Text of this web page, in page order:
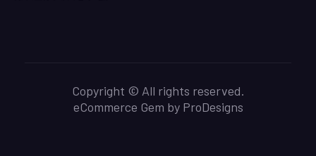
Copyright © All rights reserved.
eCommerce Gem by ProDesigns